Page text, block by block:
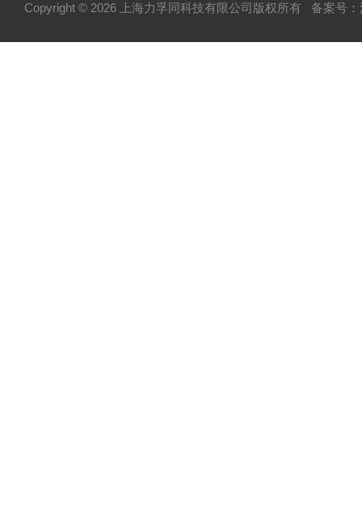
Copyright © 2026 上海力孚同科技有限公司版权所有 备案号：